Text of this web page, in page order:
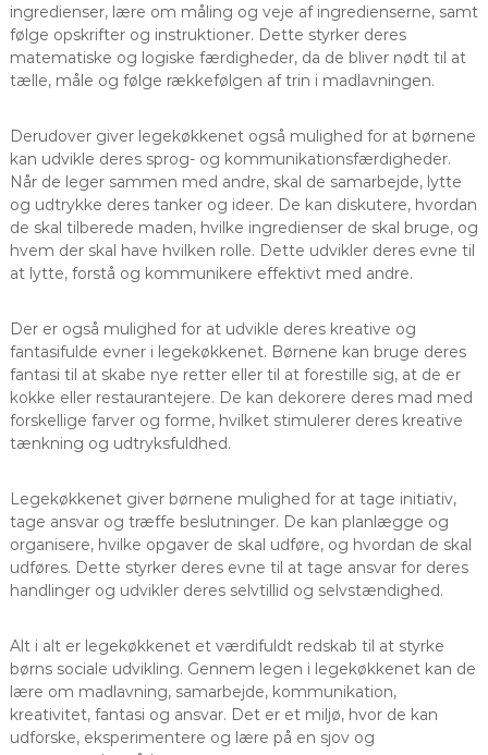
ingredienser, lære om måling og veje af ingredienserne, samt
følge opskrifter og instruktioner. Dette styrker deres
matematiske og logiske færdigheder, da de bliver nødt til at
tælle, måle og følge rækkefølgen af trin i madlavningen.
Derudover giver legekøkkenet også mulighed for at børnene
kan udvikle deres sprog- og kommunikationsfærdigheder.
Når de leger sammen med andre, skal de samarbejde, lytte
og udtrykke deres tanker og ideer. De kan diskutere, hvordan
de skal tilberede maden, hvilke ingredienser de skal bruge, og
hvem der skal have hvilken rolle. Dette udvikler deres evne til
at lytte, forstå og kommunikere effektivt med andre.
Der er også mulighed for at udvikle deres kreative og
fantasifulde evner i legekøkkenet. Børnene kan bruge deres
fantasi til at skabe nye retter eller til at forestille sig, at de er
kokke eller restaurantejere. De kan dekorere deres mad med
forskellige farver og forme, hvilket stimulerer deres kreative
tænkning og udtryksfuldhed.
Legekøkkenet giver børnene mulighed for at tage initiativ,
tage ansvar og træffe beslutninger. De kan planlægge og
organisere, hvilke opgaver de skal udføre, og hvordan de skal
udføres. Dette styrker deres evne til at tage ansvar for deres
handlinger og udvikler deres selvtillid og selvstændighed.
Alt i alt er legekøkkenet et værdifuldt redskab til at styrke
børns sociale udvikling. Gennem legen i legekøkkenet kan de
lære om madlavning, samarbejde, kommunikation,
kreativitet, fantasi og ansvar. Det er et miljø, hvor de kan
udforske, eksperimentere og lære på en sjov og